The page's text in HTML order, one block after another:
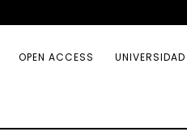
OPEN ACCESS UNIVERSIDAD